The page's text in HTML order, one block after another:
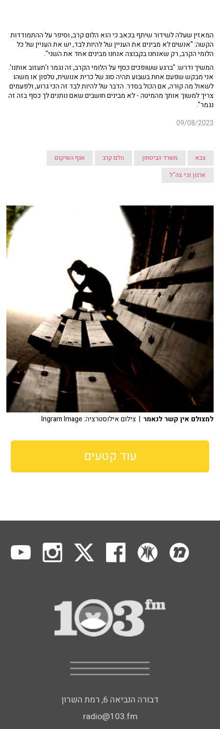
המאזין שעלה לשידור שיתף בכאב כי הוא הלום קרב, וסיפר על ההתמודדות
הקשה: "אנשים לא מבינים את העניין של להיות לבד, יש את העניין של כל
הלומי הקרב, רק שאנחנו בקבוצה אנחנו מבינים אחד את השני".
המשיך ודרש: "ברגע ששופכים כסף על הלומי הקרב, זה נגמר ו'תעזוב אותנו'.
אני מבקש שפעם אחת בשבוע תהיה סוג של כרית אנושית, טלפון או משהו
לשאול מה קורה, אם הכול בסדר. הדבר של להיות לבד זה הכי גרוע, ולפעמים
צריך למשוך אותך מהמיטה - לא מבינים חושבים שאם נותנים לך כסף בזה זה
נגמר".
09/08/2023
צבא משרד הביטחון הלם קרב
אגף השיקום
ארגון נכי צה"ל
למצולם אין קשר לנאמר | צילום אילוסטרציה: Ingram Image
עוד קטעים
דבורה הנביאה 6, רמת השרון
radio@103.fm